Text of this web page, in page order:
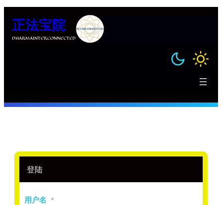
正法宝院
DHARMAINTERCONNECTED
登陆
用户名 *